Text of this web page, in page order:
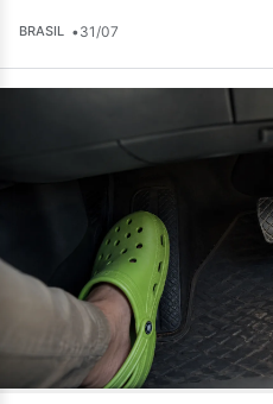
BRASIL •31/07